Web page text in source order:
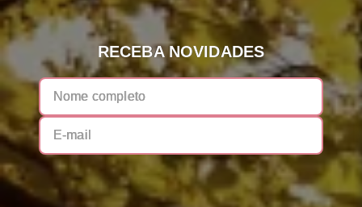
RECEBA NOVIDADES